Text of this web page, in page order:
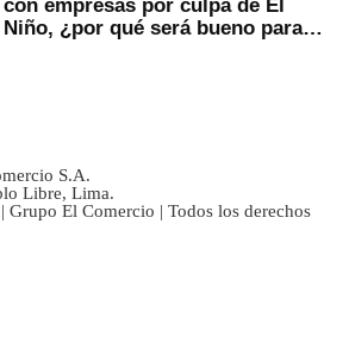
con empresas por culpa de El
Niño, ¿por qué será bueno para
S.A.
Libre, Lima.
El Comercio | Todos los derechos